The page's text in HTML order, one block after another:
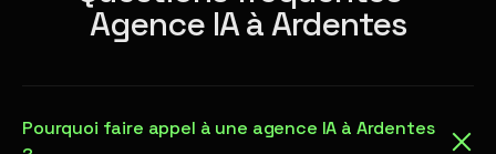
Agence IA à Ardentes
Pourquoi faire appel à une agence IA à Ardentes